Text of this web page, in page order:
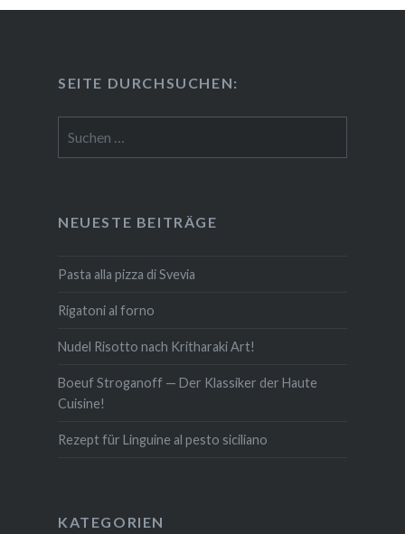
SEITE DURCH­SU­CHEN:
nach:
NEUESTE BEITRÄGE
Pasta alla pizza di Svevia
Rigatoni al forno
Nudel Risotto nach Krit­ha­ra­ki Art!
Boeuf Stro­gan­off — Der Klassiker der Haute
Cuisine!
Rezept für Linguine al pesto siciliano
KATE­GO­RIEN